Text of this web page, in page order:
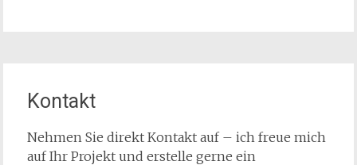
Kontakt
Nehmen Sie direkt Kontakt auf – ich freue mich
auf Ihr Projekt und erstelle gerne ein